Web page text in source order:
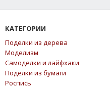
КАТЕГОРИИ
Поделки из дерева
Моделизм
Самоделки и лайфхаки
Поделки из бумаги
Роспись